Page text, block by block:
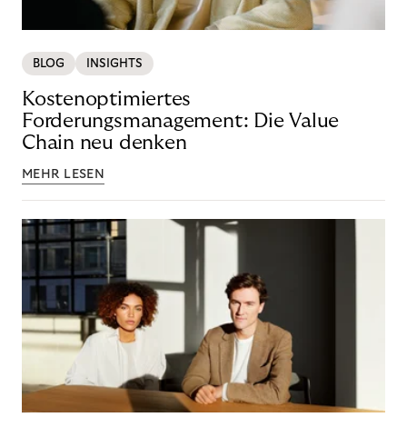
BLOG INSIGHTS
Kostenoptimiertes
Forderungsmanagement: Die Value
Chain neu denken
MEHR LESEN